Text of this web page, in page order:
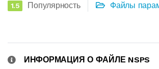
1.5 Популярность Файлы
ИНФОРМАЦИЯ О ФАЙЛЕ NSPS